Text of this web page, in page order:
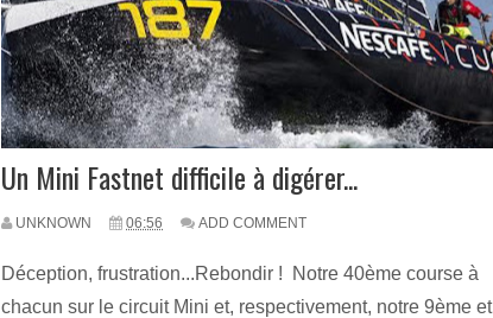
Un Mini Fastnet difficile à digérer...
UNKNOWN 06:56 ADD COMMENT
Déception, frustration...Rebondir ! Notre 40ème course à
chacun sur le circuit Mini et, respectivement, notre 9ème et